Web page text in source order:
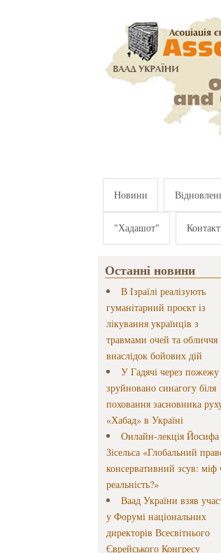
Новини
"Хадашот"
Останні новини
В Ізраїлі реалізують
гуманітарний проєкт із
лікування українців з
травмами очей та обличчя
внаслідок бойових дій
У Гадячі через пожежу
зруйновано синагогу біля
поховання засновника
«Хабад» в Україні
Онлайн-лекція Йосифа
Зісельса «Глобальний
консервативний зсув: міф
реальність?»
Ваад України взяв
у Форумі національних
директорів Всесвітнього
Єврейського Конгресу